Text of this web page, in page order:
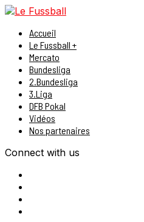
Accueil
Le Fussball +
Mercato
Bundesliga
2.Bundesliga
3.Liga
DFB Pokal
Vidéos
Nos partenaires
Connect with us